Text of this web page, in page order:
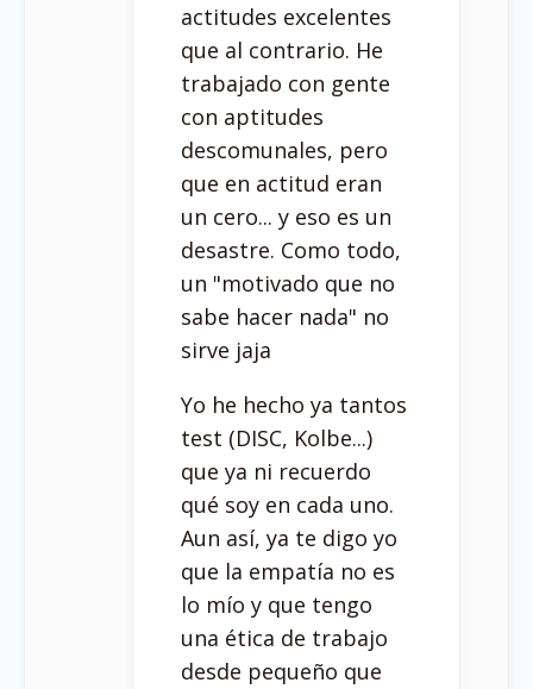
actitudes excelentes
que al contrario. He
trabajado con gente
con aptitudes
descomunales, pero
que en actitud eran
un cero... y eso es un
desastre. Como todo,
un "motivado que no
sabe hacer nada" no
sirve jaja
Yo he hecho ya tantos
test (DISC, Kolbe...)
que ya ni recuerdo
qué soy en cada uno.
Aun así, ya te digo yo
que la empatía no es
lo mío y que tengo
una ética de trabajo
desde pequeño que